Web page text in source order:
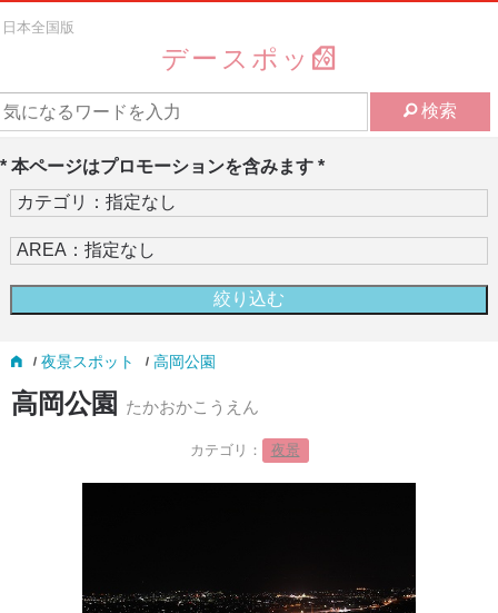
日本全国版
デースポッ
検索
* 本ページはプロモーションを含みます *
夜景スポット 高岡公園
高岡公園 たかおかこうえん
カテゴリ： 夜景